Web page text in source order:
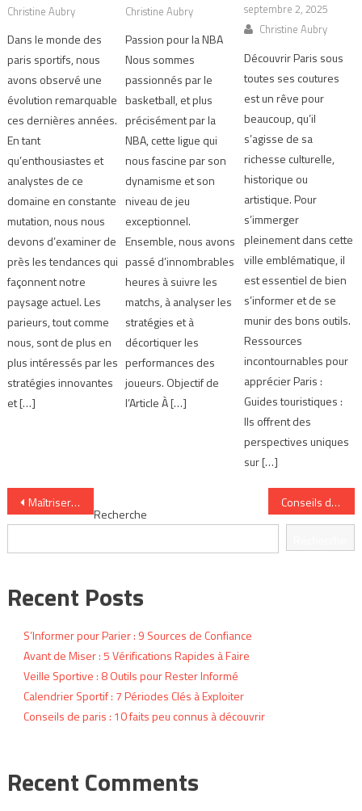
Christine Aubry
Dans le monde des
paris sportifs, nous
avons observé une
évolution remarquable
ces dernières années.
En tant
qu’enthousiastes et
analystes de ce
domaine en constante
mutation, nous nous
devons d’examiner de
près les tendances qui
façonnent notre
paysage actuel. Les
parieurs, tout comme
nous, sont de plus en
plus intéressés par les
stratégies innovantes
et […]
Christine Aubry
Passion pour la NBA
Nous sommes
passionnés par le
basketball, et plus
précisément par la
NBA, cette ligue qui
nous fascine par son
dynamisme et son
niveau de jeu
exceptionnel.
Ensemble, nous avons
passé d’innombrables
heures à suivre les
matchs, à analyser les
stratégies et à
décortiquer les
performances des
joueurs. Objectif de
l’Article À […]
septembre 2, 2025
Christine Aubry
Découvrir Paris sous
toutes ses coutures
est un rêve pour
beaucoup, qu’il
s’agisse de sa
richesse culturelle,
historique ou
artistique. Pour
s’immerger
pleinement dans cette
ville emblématique, il
est essentiel de bien
s’informer et de se
munir des bons outils.
Ressources
incontournables pour
apprécier Paris :
Guides touristiques :
Ils offrent des
perspectives uniques
sur […]
Navigation
de
l’article
Maîtriser les courses hippiques avec des conseils d’experts Conseils de paris : 8 questions à se poser avant chaque pari
Recherche
Recent Posts
S’Informer pour Parier : 9 Sources de Confiance
Avant de Miser : 5 Vérifications Rapides à Faire
Veille Sportive : 8 Outils pour Rester Informé
Calendrier Sportif : 7 Périodes Clés à Exploiter
Conseils de paris : 10 faits peu connus à découvrir
Recent Comments